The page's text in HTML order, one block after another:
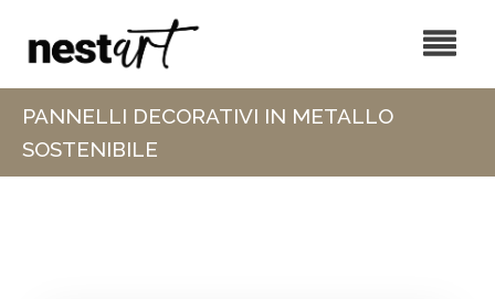
PANNELLI DECORATIVI IN METALLO
SOSTENIBILE